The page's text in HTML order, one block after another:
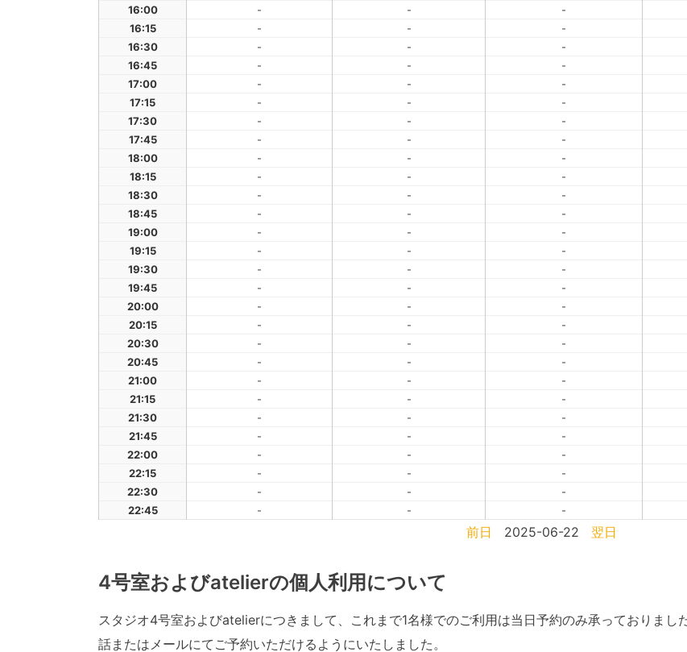
16:00
- - -
16:15
- - -
16:30
- - -
16:45
- - -
17:00
- - -
17:15
- - -
17:30
- - -
17:45
- - -
18:00
- - -
18:15
- - -
18:30
- - -
18:45
- - -
19:00
- - -
19:15
- - -
19:30
- - -
19:45
- - -
20:00
- - -
20:15
- - -
20:30
- - -
20:45
- - -
21:00
- - -
21:15
- - -
21:30
- - -
21:45
- - -
22:00
- - -
22:15
- - -
22:30
- - -
22:45
- - -
前日 2025-06-22 翌日
4号室およびatelierの個人利用について
スタジオ4号室およびatelierにつきまして、これまで1名様でのご利用は当日予約のみ承っておりま
話またはメールにてご予約いただけるようにいたしました。